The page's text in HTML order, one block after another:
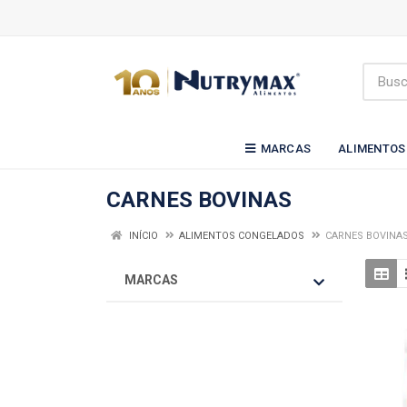
MARCAS
CARNES BOVINAS
INÍCIO ALIMENTOS CONGELADOS CARNES
MARCAS